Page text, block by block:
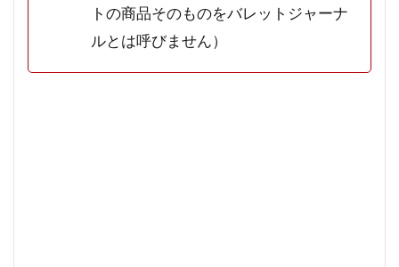
トの商品そのものをバレットジャーナ
ルとは呼びません）